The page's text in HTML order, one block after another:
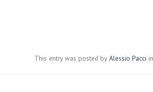
This entry was posted by Alessio Pacci in